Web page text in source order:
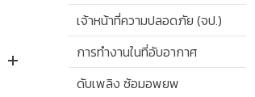
เจ้าหน้าที่ความปลอดภัย (จป.)
การทำงานในที่อับอากาศ
ดับเพลิง ซ้อมอพยพ